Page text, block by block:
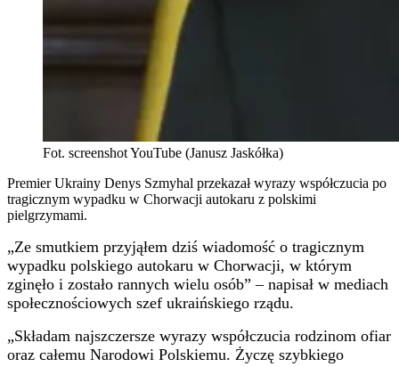
Fot. screenshot YouTube (Janusz Jaskółka)
Premier Ukrainy Denys Szmyhal przekazał wyrazy współczucia po
tragicznym wypadku w Chorwacji autokaru z polskimi
pielgrzymami.
„Ze smutkiem przyjąłem dziś wiadomość o tragicznym
wypadku polskiego autokaru w Chorwacji, w którym
zginęło i zostało rannych wielu osób” – napisał w mediach
społecznościowych szef ukraińskiego rządu.
„Składam najszczersze wyrazy współczucia rodzinom ofiar
oraz całemu Narodowi Polskiemu. Życzę szybkiego